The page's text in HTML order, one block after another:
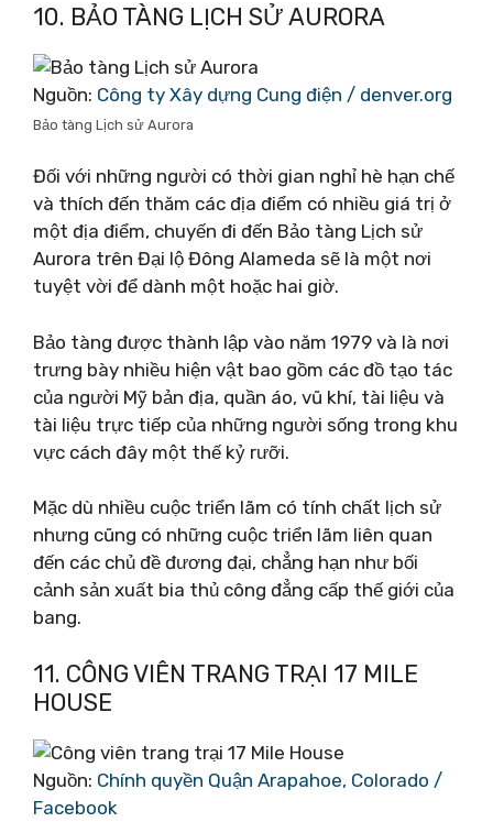
10. BẢO TÀNG LỊCH SỬ AURORA
Nguồn: Công ty Xây dựng Cung điện / denver.org
Bảo tàng Lịch sử Aurora
Đối với những người có thời gian nghỉ hè hạn chế
và thích đến thăm các địa điểm có nhiều giá trị ở
một địa điểm, chuyến đi đến Bảo tàng Lịch sử
Aurora trên Đại lộ Đông Alameda sẽ là một nơi
tuyệt vời để dành một hoặc hai giờ.
Bảo tàng được thành lập vào năm 1979 và là nơi
trưng bày nhiều hiện vật bao gồm các đồ tạo tác
của người Mỹ bản địa, quần áo, vũ khí, tài liệu và
tài liệu trực tiếp của những người sống trong khu
vực cách đây một thế kỷ rưỡi.
Mặc dù nhiều cuộc triển lãm có tính chất lịch sử
nhưng cũng có những cuộc triển lãm liên quan
đến các chủ đề đương đại, chẳng hạn như bối
cảnh sản xuất bia thủ công đẳng cấp thế giới của
bang.
11. CÔNG VIÊN TRANG TRẠI 17 MILE
HOUSE
Nguồn: Chính quyền Quận Arapahoe, Colorado /
Facebook